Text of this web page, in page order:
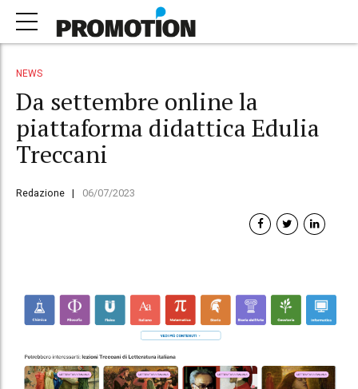
NEWS
Da settembre online la
piattaforma didattica Edulia
Treccani
Redazione 06/07/2023